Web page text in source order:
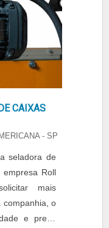
CAIXAS
- SP
seladora de
empresa Roll
mais
companhia, o
e preço